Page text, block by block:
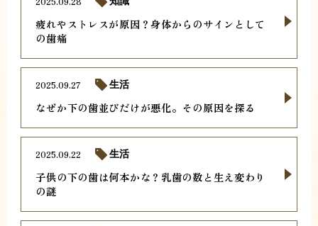
疲れやストレスが原因？身体からのサインとして
の歯痛
なぜか下の歯並びだけが悪化。その原因を探る
2025.09.27 生活
子供の下の歯は何本かな？乳歯の数と生え変わり
の謎
2025.09.22 生活